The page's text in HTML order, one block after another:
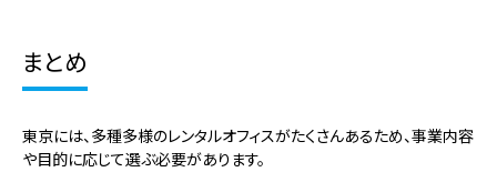
まとめ
東京には、多種多様のレンタルオフィスがたくさんあるため、事業内容
や目的に応じて選ぶ必要があります。